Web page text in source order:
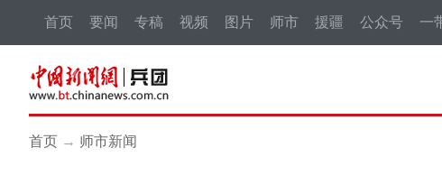
首页 要闻 专稿 视频 图片 师市 援疆 公众号 一
首页 → 师市新闻